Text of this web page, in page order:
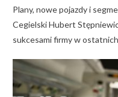
Plany, nowe pojazdy i
Cegielski Hubert
sukcesami firmy w